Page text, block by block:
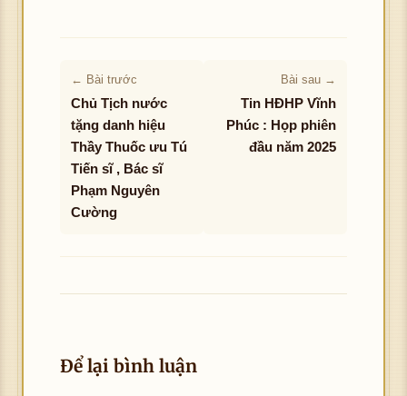
← Bài trước
Chủ Tịch nước
tặng danh hiệu
Thầy Thuốc ưu Tú
Tiến sĩ , Bác sĩ
Phạm Nguyên
Cường
Bài sau →
Tin HĐHP Vĩnh
Phúc : Họp phiên
đầu năm 2025
Để lại bình luận